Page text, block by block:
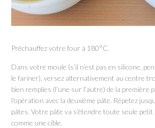
Préchauffez votre four à 180°C.
Dans votre moule (s’il n’est pas en silicone,
le fariner), versez alternativement au centre
bien remplies (l’une sur l’autre) de la première
l’opération avec la deuxième pâte. Répetez
pâtes. Votre pâte va s’étendre toute seule
comme une cible.